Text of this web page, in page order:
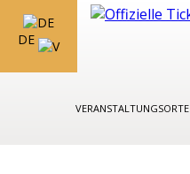
DE
VERANSTALTUNGSORTE